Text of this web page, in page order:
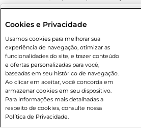
Rio de Janeiro (RJ) Goiás (GO)
Ou
Caso queira comprar online, informe
suas compras:
Entrega em casa
Adolescente). Preços e condições
prévio. O valor mínimo para as
80,00.
© 2026 Copyright. Todos
reservados
Cookies e Privacidade
Usamos cookies para melhorar sua
experiência de navegação, otimizar as
funcionalidades do site, e trazer conteúdo
e ofertas personalizadas para você,
baseadas em seu histórico de navegação.
Ao clicar em aceitar, você concorda em
armazenar cookies em seu dispositivo.
Para informações mais detalhadas a
respeito de cookies, consulte nossa
Política de Privacidade.